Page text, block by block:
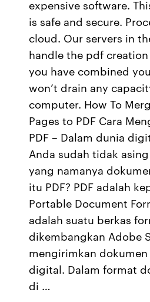
expensive software.
is safe and secure.
cloud. Our servers in
handle the pdf
you have combined
won’t drain any
computer. How To
Pages to PDF Cara
PDF – Dalam dunia
Anda sudah tidak
yang namanya
itu PDF? PDF adalah
Portable Document
adalah suatu berkas
dikembangkan Adobe
mengirimkan
digital. Dalam format
di …